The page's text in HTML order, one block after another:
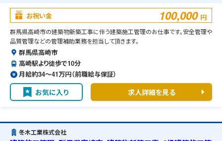
お祝い金 100,000 円
群馬県高崎市の建築物新築工事に伴う建築施工管理のお仕事です。安全管理や
品質管理などの管理補助業務を担当して頂きます。
群馬県高崎市
高崎駅より徒歩で10分
月給約34〜41万円（前職給与保証）
お気に入り 求人詳細を見る
冬木工業株式会社